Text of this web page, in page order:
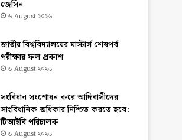
জেসিন
৬ August ২০২৬
জাতীয় বিশ্ববিদ্যালয়ের মাস্টার্স শেষপর্ব
পরীক্ষার ফল প্রকাশ
৬ August ২০২৬
সংবিধান সংশোধন করে আদিবাসীদের
সাংবিধানিক অধিকার নিশ্চিত করতে হবে:
টিআইবি পরিচালক
৬ August ২০২৬